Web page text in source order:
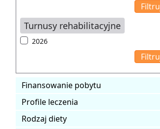
Turnusy rehabilitacyjne
2026
Finansowanie pobytu
Profile leczenia
Rodzaj diety